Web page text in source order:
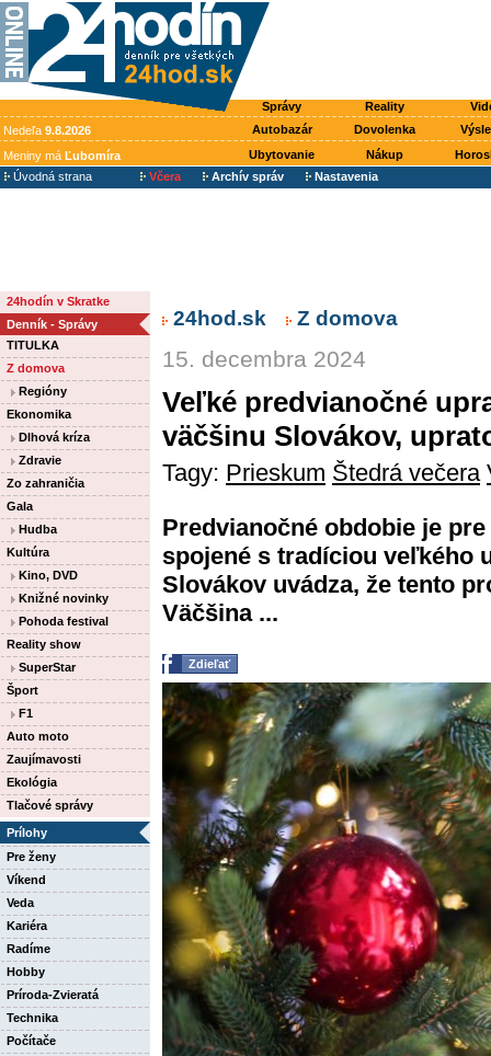
Správy Reality
Nedeľa 9.8.2026 Autobazár Dovolenka
Meniny má Ľubomíra Ubytovanie Nákup
Úvodná strana
Včera Archív správ Nastavenia
24hodín v Skratke
Denník - Správy
TITULKA
Z domova
Regióny
Ekonomika
Dlhová kríza
Zdravie
Zo zahraničia
Gala
Hudba
Kultúra
Kino, DVD
Knižné novinky
Pohoda festival
Reality show
SuperStar
Šport
F1
Auto moto
Zaujímavosti
Ekológia
Tlačové správy
Prílohy
Pre ženy
Víkend
Veda
Kariéra
Radíme
Hobby
Príroda-Zvieratá
Technika
Počítače
24hod.sk Z domova
15. decembra 2024
Veľké predvianočné
väčšinu Slovákov,
Tagy: Prieskum Štedrá večera
Predvianočné obdobie je
spojené s tradíciou veľkého
Slovákov uvádza, že tento
Väčšina ...
Zdieľať